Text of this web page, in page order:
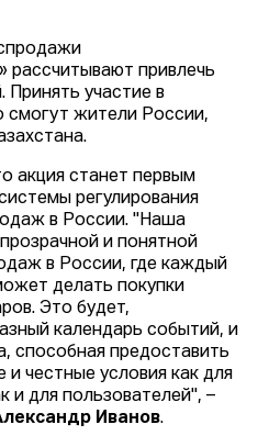
рассчитывают привлечь
Принять участие в
смогут жители России,
акция станет первым
регулирования
в России. "Наша
и понятной
в России, где каждый
делать покупки
Это будет,
календарь событий, и
способная предоставить
честные условия как для
и для пользователей", –
Иванов.